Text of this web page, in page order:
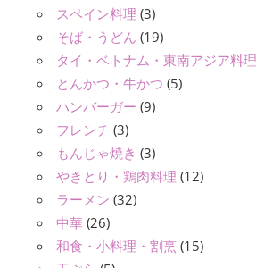
スペイン料理 (3)
そば・うどん (19)
タイ・ベトナム・東南アジア料理
とんかつ・牛かつ (5)
ハンバーガー (9)
フレンチ (3)
もんじゃ焼き (3)
やきとり・鶏肉料理 (12)
ラーメン (32)
中華 (26)
和食・小料理・割烹 (15)